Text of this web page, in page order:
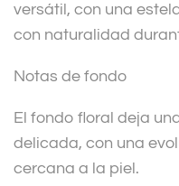
versátil, con una
con naturalidad
Notas de fondo
El fondo floral deja
delicada, con una
cercana a la piel.